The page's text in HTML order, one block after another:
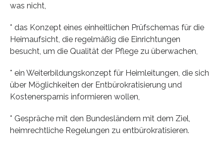
was nicht,
* das Konzept eines einheitlichen Prüfschemas für die
Heimaufsicht, die regelmäßig die Einrichtungen
besucht, um die Qualität der Pflege zu überwachen,
* ein Weiterbildungskonzept für Heimleitungen, die sich
über Möglichkeiten der Entbürokratisierung und
Kostenersparnis informieren wollen,
* Gespräche mit den Bundesländern mit dem Ziel,
heimrechtliche Regelungen zu entbürokratisieren.